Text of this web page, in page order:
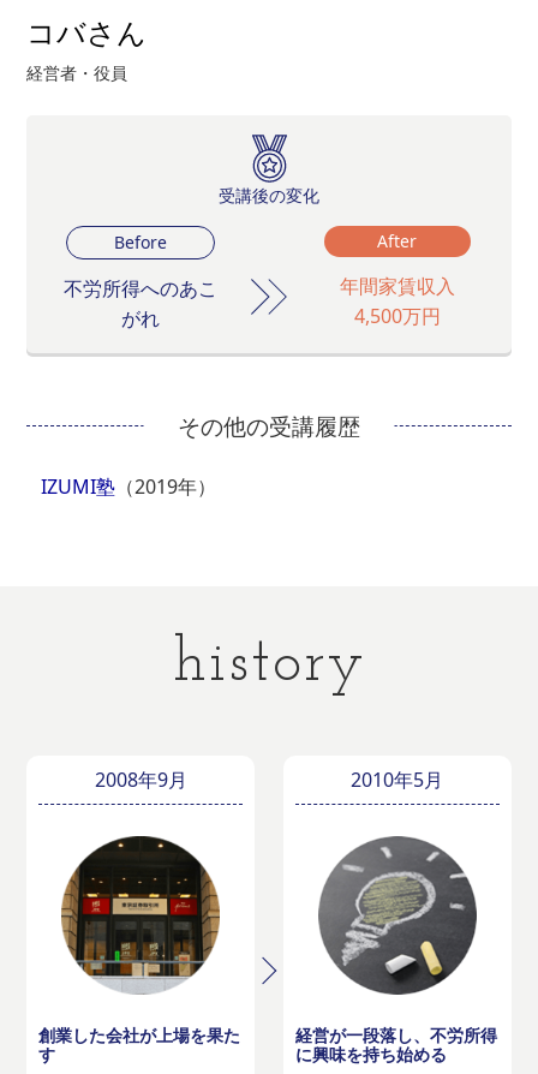
コバさん
経営者・役員
受講後の変化
Before
不労所得へのあこ
がれ
After
年間家賃収入
4,500万円
その他の受講履歴
IZUMI塾（2019年）
history
2008年9月
創業した会社が上場を果た
す
2010年5月
経営が一段落し、不労所得
に興味を持ち始める